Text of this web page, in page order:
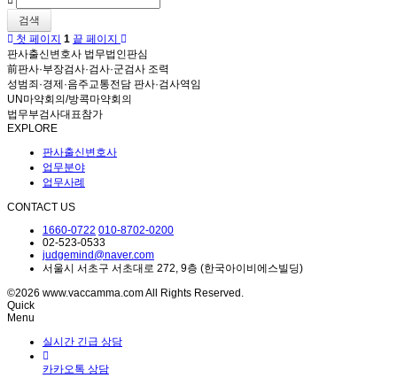
검색
첫 페이지 1 끝 페이지
판사출신변호사 법무법인판심
前판사·부장검사·검사·군검사 조력
성범죄·경제·음주교통전담 판사·검사역임
UN마약회의/방콕마약회의
법무부검사대표참가
EXPLORE
판사출신변호사
업무분야
업무사례
CONTACT US
1660-0722 010-8702-0200
02-523-0533
judgemind@naver.com
서울시 서초구 서초대로 272, 9층 (한국아이비에스빌딩)
©2026 www.vaccamma.com All Rights Reserved.
Quick
Menu
실시간 긴급 상담
카카오톡 상담